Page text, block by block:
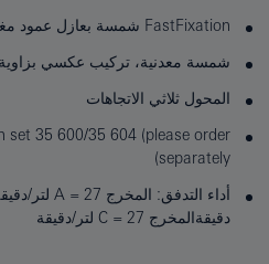
FastFixation شمسة بعازل عمود مغطى وتركيب مخفي
شمسة معدنية، تركيب عكسي بزاوية 6 درجات قابلة للتعديل
المحول ثلاثي الاتجاهات
set 35 600/35 604 (please order
separately)
دقيقةالمخرج C = 27 لتر/دقيقة